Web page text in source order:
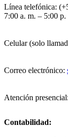
Línea telefónica:
7:00 a. m. – 5:00 p.
Celular (solo
Correo electrónico:
Atención
Contabilidad: